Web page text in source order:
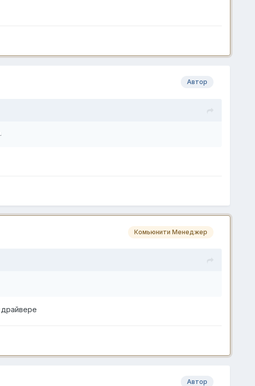
Автор
Комьюнити Менеджер
Автор